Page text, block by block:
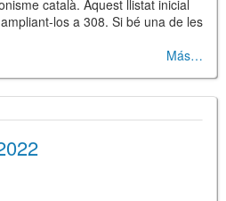
català. Aquest llistat inicial
los a 308. Si bé una de les
Más